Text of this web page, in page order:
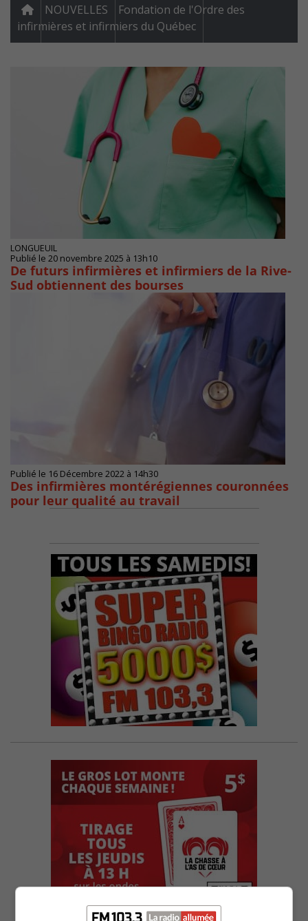
NOUVELLES
Fondation de l'Ordre des
infirmières et infirmiers du Québec
LONGUEUIL
Publié le 20 novembre 2025 à 13h10
De futurs infirmières et infirmiers de la Rive-
Sud obtiennent des bourses
Publié le 16 Décembre 2022 à 14h30
Des infirmières montérégiennes couronnées
pour leur qualité au travail